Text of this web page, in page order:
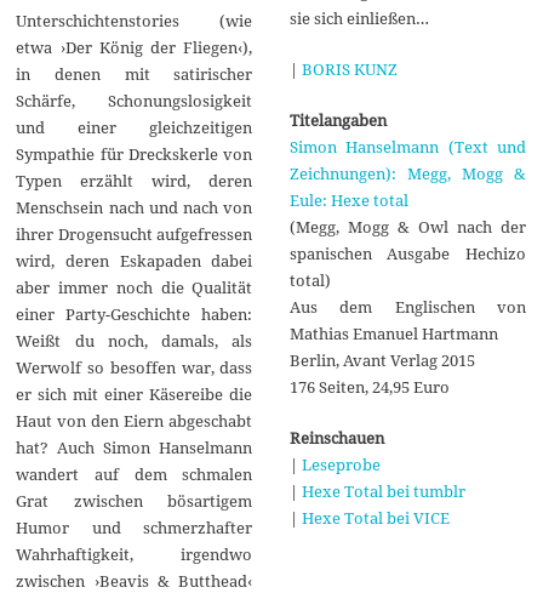
Unterschichtenstories (wie
etwa ›Der König der Fliegen‹),
in denen mit satirischer
Schärfe, Schonungslosigkeit
und einer gleichzeitigen
Sympathie für Dreckskerle von
Typen erzählt wird, deren
Menschsein nach und nach von
ihrer Drogensucht aufgefressen
wird, deren Eskapaden dabei
aber immer noch die Qualität
einer Party-Geschichte haben:
Weißt du noch, damals, als
Werwolf so besoffen war, dass
er sich mit einer Käsereibe die
Haut von den Eiern abgeschabt
hat? Auch Simon Hanselmann
wandert auf dem schmalen
Grat zwischen bösartigem
Humor und schmerzhafter
Wahrhaftigkeit, irgendwo
zwischen ›Beavis & Butthead‹
sie sich einließen…
| BORIS KUNZ
Titelangaben
Simon Hanselmann (Text und
Zeichnungen): Megg, Mogg &
Eule: Hexe total
(Megg, Mogg & Owl nach der
spanischen Ausgabe Hechizo
total)
Aus dem Englischen von
Mathias Emanuel Hartmann
Berlin, Avant Verlag 2015
176 Seiten, 24,95 Euro
Reinschauen
| Leseprobe
| Hexe Total bei tumblr
| Hexe Total bei VICE